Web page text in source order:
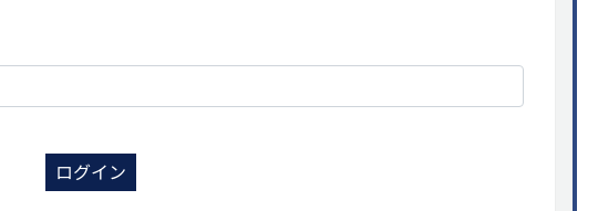
ログイン